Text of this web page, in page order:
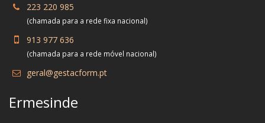
223 220 985
(chamada para a rede fixa nacional)
913 977 636
(chamada para a rede móvel nacional)
geral@gestacform.pt
Ermesinde